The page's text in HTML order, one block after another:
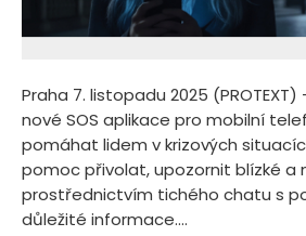
Praha 7. listopadu 2025
nové SOS aplikace pro mobilní
pomáhat lidem v krizových
pomoc přivolat, upozornit blízké a
prostřednictvím tichého chatu s
důležité informace....